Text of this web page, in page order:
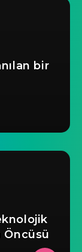
bir
Öncüsü